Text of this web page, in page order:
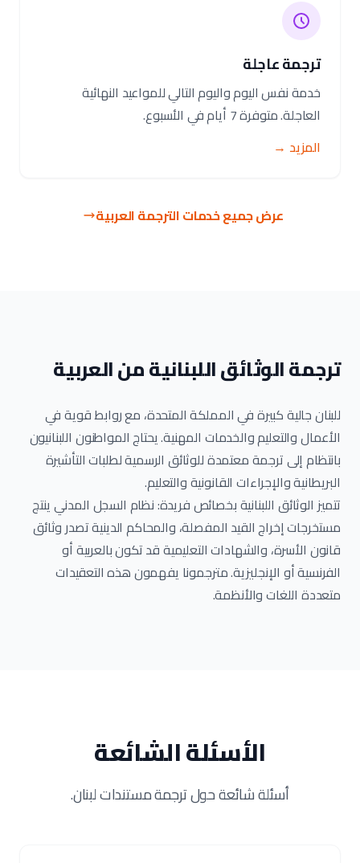
ترجمة عاجلة
خدمة نفس اليوم واليوم التالي للمواعيد النهائية
العاجلة. متوفرة 7 أيام في الأسبوع.
المزيد →
عرض جميع خدمات الترجمة العربية
ترجمة الوثائق اللبنانية من العربية
للبنان جالية كبيرة في المملكة المتحدة، مع روابط قوية في
الأعمال والتعليم والخدمات المهنية. يحتاج المواطنون اللبنانيون
بانتظام إلى ترجمة معتمدة للوثائق الرسمية لطلبات التأشيرة
البريطانية والإجراءات القانونية والتعليم.
تتميز الوثائق اللبنانية بخصائص فريدة: نظام السجل المدني ينتج
مستخرجات إخراج القيد المفصلة، والمحاكم الدينية تصدر وثائق
قانون الأسرة، والشهادات التعليمية قد تكون بالعربية أو
الفرنسية أو الإنجليزية. مترجمونا يفهمون هذه التعقيدات
متعددة اللغات والأنظمة.
الأسئلة الشائعة
أسئلة شائعة حول ترجمة مستندات لبنان.